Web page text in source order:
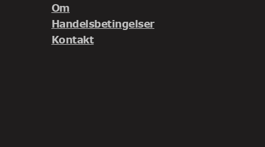
Om
Handelsbetingelser
Kontakt